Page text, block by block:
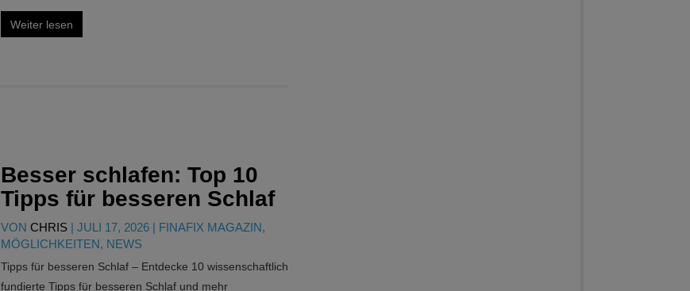
Weiter lesen
Besser schlafen: Top 10
Tipps für besseren Schlaf
VON CHRIS| JULI 17, 2026| FINAFIX MAGAZIN,
MÖGLICHKEITEN, NEWS
Tipps für besseren Schlaf – Entdecke 10 wissenschaftlich
fundierte Tipps für besseren Schlaf und mehr